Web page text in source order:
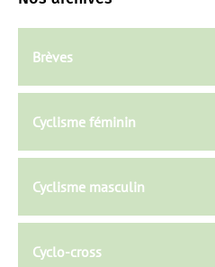
Brèves
Cyclisme féminin
Cyclisme masculin
Cyclo-cross